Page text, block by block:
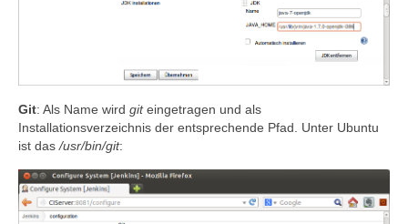
Git: Als Name wird giteingetragen und als
Installationsverzeichnis der entsprechende Pfad. Unter Ubuntu
ist das /usr/bin/git: